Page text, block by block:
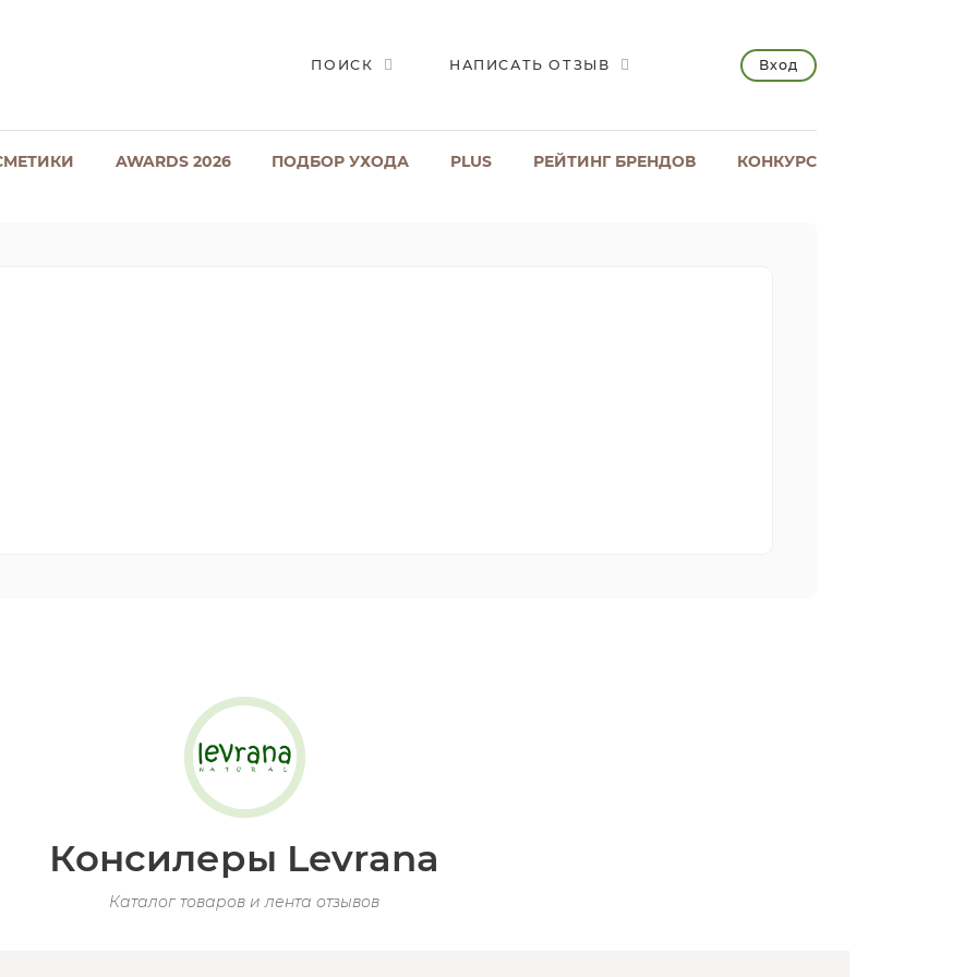
ПОИСК НАПИСАТЬ ОТЗЫВ Вход
AWARDS 2026 ПОДБОР УХОДА PLUS РЕЙТИНГ БРЕНДОВ КОНКУРС
Консилеры Levrana
Каталог товаров и лента отзывов